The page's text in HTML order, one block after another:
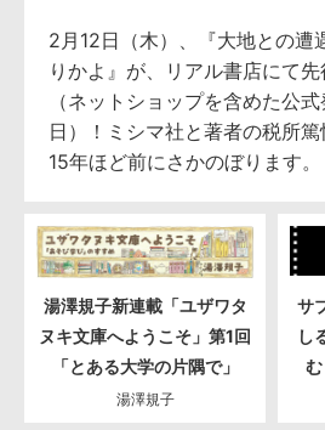
2月12日（木）、『大地との
りかよ』が、リアル書店にて
（ネットショップを含めた公
日）！ミシマ社と著者の税所篤
15年ほど前にさかのぼります。
湯澤規子新連載「ユザワタ
ヌキ文庫へようこそ」第1回
「とある大学の片隅で」
湯澤規子
サ
し